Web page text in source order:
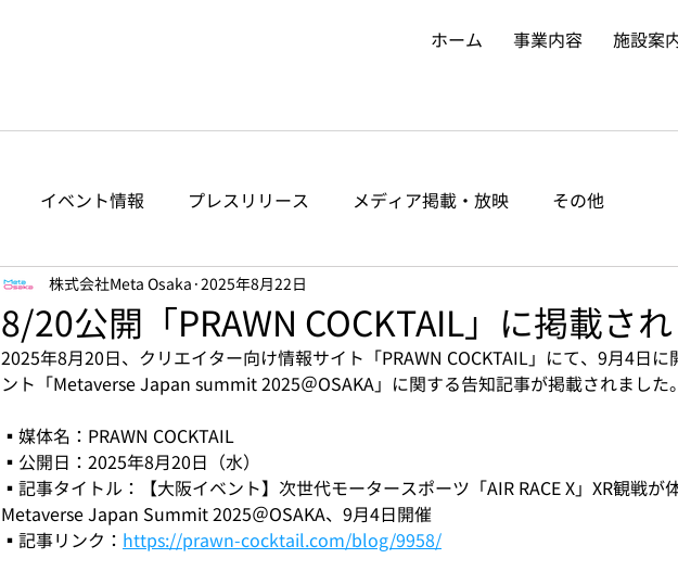
ホーム 事業内容 施設案
イベント情報 プレスリリース メディア掲載・放映 その他
8/20公開「PRAWN COCKTAIL」に掲載さ
株式会社Meta Osaka 2025年8月22日
2025年8月20日、クリエイター向け情報サイト「PRAWN COCKTAIL」にて、9月4日に
ント「Metaverse Japan summit 2025＠OSAKA」に関する告知記事が掲載されました。
▪️媒体名：PRAWN COCKTAIL
▪️公開日：2025年8月20日（水）
▪️記事タイトル：【大阪イベント】次世代モータースポーツ「AIR RACE X」XR観戦が
Metaverse Japan Summit 2025＠OSAKA、9月4日開催
▪️記事リンク： https://prawn-cocktail.com/blog/9958/